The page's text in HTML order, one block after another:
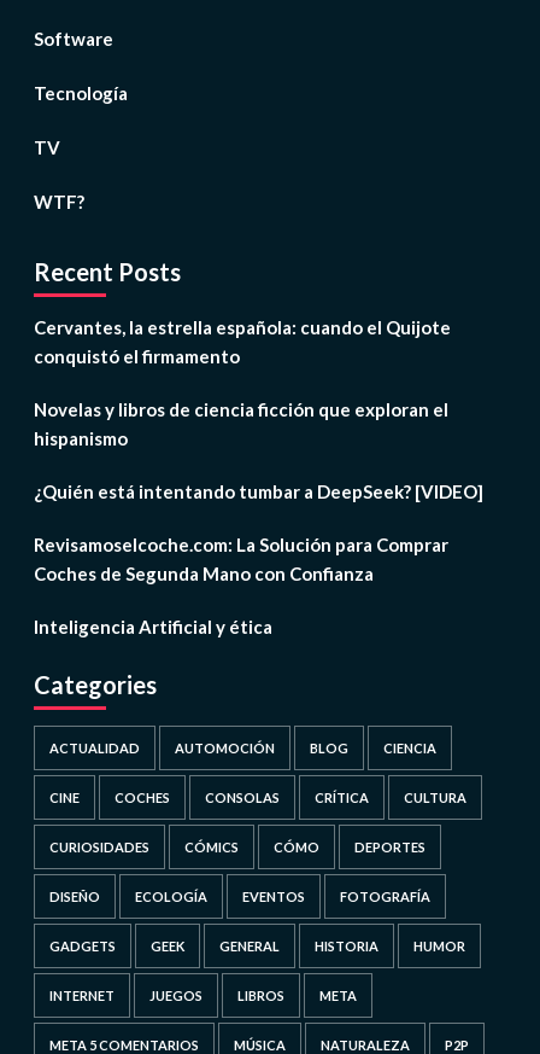
Software
Tecnología
TV
WTF?
Recent Posts
Cervantes, la estrella española: cuando el Quijote
conquistó el firmamento
Novelas y libros de ciencia ficción que exploran el
hispanismo
¿Quién está intentando tumbar a DeepSeek? [VIDEO]
Revisamoselcoche.com: La Solución para Comprar
Coches de Segunda Mano con Confianza
Inteligencia Artificial y ética
Categories
ACTUALIDAD AUTOMOCIÓN BLOG CIENCIA
CINE COCHES CONSOLAS CRÍTICA CULTURA
CURIOSIDADES CÓMICS CÓMO DEPORTES
DISEÑO ECOLOGÍA EVENTOS FOTOGRAFÍA
GADGETS GEEK GENERAL HISTORIA HUMOR
INTERNET JUEGOS LIBROS META
META 5 COMENTARIOS MÚSICA NATURALEZA P2P